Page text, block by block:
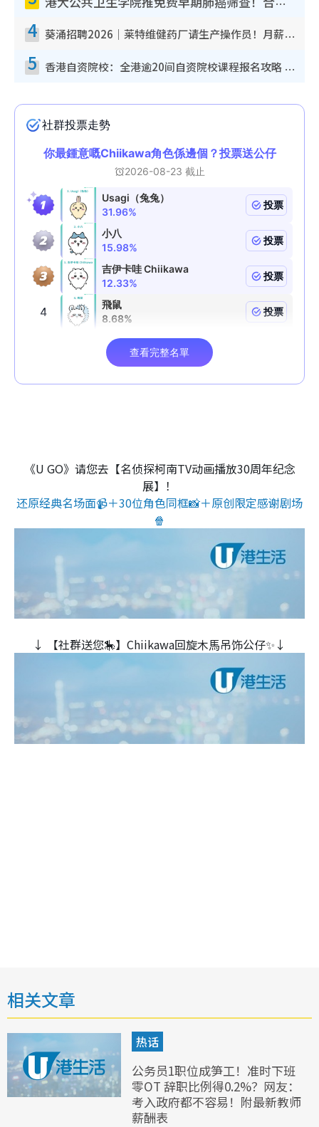
4 葵涌招聘2026｜莱特维健药厂请生产操作员！月薪高达$1.7万 冷气厂房/五天工作/保障双粮
5 香港自资院校：全港逾20间自资院校课程报名攻略 留位费可退/申请日期/报名链接
《U GO》请您去【名侦探柯南TV动画播放30周年纪念
展】！
还原经典名场面📹＋30位角色同框📸＋原创限定感谢剧场
🍿
↓ 【社群送您🎠】Chiikawa回旋木⾺吊饰公仔✨↓
相关文章
热话
公务员1职位成笋工！准时下班
零OT 辞职比例得0.2%？网友：
考入政府都不容易！附最新教师
薪酬表